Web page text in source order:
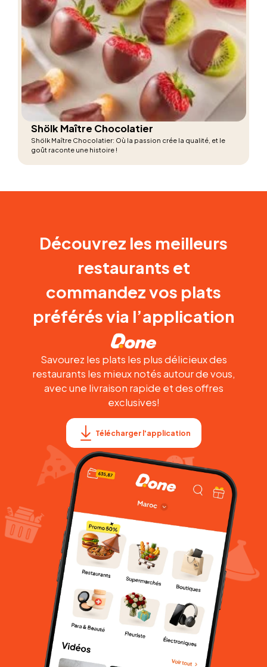
Shölk Maître Chocolatier
Shölk Maître Chocolatier: Où la passion crée la qualité, et le
goût raconte une histoire !
Découvrez les meilleurs
restaurants et
commandez vos plats
préférés via l’application
Savourez les plats les plus délicieux des
restaurants les mieux notés autour de vous,
avec une livraison rapide et des offres
exclusives!
Télécharger l'application